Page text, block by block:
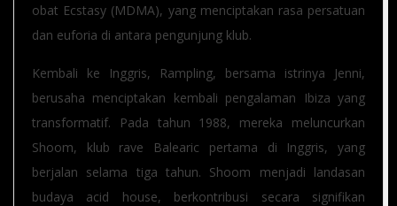
obat Ecstasy (MDMA), yang menciptakan rasa persatuan
dan euforia di antara pengunjung klub.
Kembali ke Inggris, Rampling, bersama istrinya Jenni,
berusaha menciptakan kembali pengalaman Ibiza yang
transformatif. Pada tahun 1988, mereka meluncurkan
Shoom, klub rave Balearic pertama di Inggris, yang
berjalan selama tiga tahun. Shoom menjadi landasan
budaya acid house, berkontribusi secara signifikan